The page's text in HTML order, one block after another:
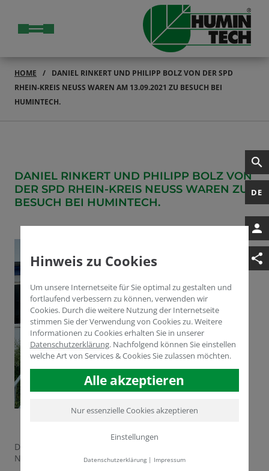
DE
HOME
DANIEL RINKERT UND PHILIPP BOLZ VON DER SPD
RHEIN-KREIS NEUSS WAREN AM 13.09.2021 ZU BESUCH BEI
HUMINTECH.
DANIEL RINKERT UND PHILIPP BOLZ VON
DER SPD RHEIN-KREIS NEUSS WAREN ZU
BESUCH BEI HUMINTECH.
Daniel Rinkert und Philipp Bolz von der SPD Rhein-Kreis
Neuss waren am 13.09.2021 zu Besuch bei Humintech.
Hinweis zu Cookies
Um unsere Internetseite für Sie optimal zu gestalten und
fortlaufend verbessern zu können, verwenden wir
Cookies. Durch die weitere Nutzung der Internetseite
stimmen Sie der Verwendung von Cookies zu. Weitere
Informationen zu Cookies erhalten Sie in unserer
Datenschutzerklärung. Nachfolgend können Sie einstellen
welche Art von Services & Cookies Sie zulassen möchten.
Alle akzeptieren
Nur essenzielle Cookies akzeptieren
Einstellungen
Datenschutzerklärung| Impressum